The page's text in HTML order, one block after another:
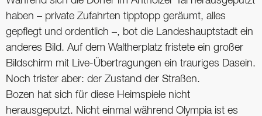
haben – private Zufahrten tipptopp geräumt, alles
gepflegt und ordentlich –, bot die Landeshauptstadt ein
anderes Bild. Auf dem Waltherplatz fristete ein großer
Bildschirm mit Live-Übertragungen ein trauriges Dasein.
Noch trister aber: der Zustand der Straßen.
Bozen hat sich für diese Heimspiele nicht
herausgeputzt. Nicht einmal während Olympia ist es